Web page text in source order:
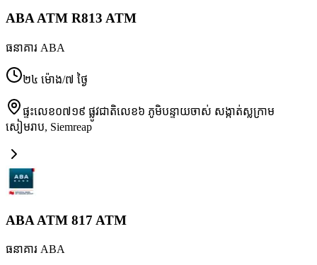
ABA ATM R813 ATM
ធនាគារ ABA
២៤ ម៉ោង/៧ ថ្ងៃ
ផ្ទះលេខ០៧១៩ ផ្លូវជាតិលេខ៦ ភូមិបន្ទាយចាស់ សង្កាត់ស្លក្រាម
សៀមរាប, Siemreap
ABA ATM 817 ATM
ធនាគារ ABA